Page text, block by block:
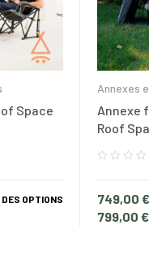
Space
DES OPTIONS
Annexes
Annexe
Roof
749,00 €
799,00 €